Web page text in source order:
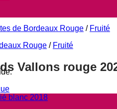
de Bordeaux Rouge / Fruité
Rouge / Fruité
Vallons rouge